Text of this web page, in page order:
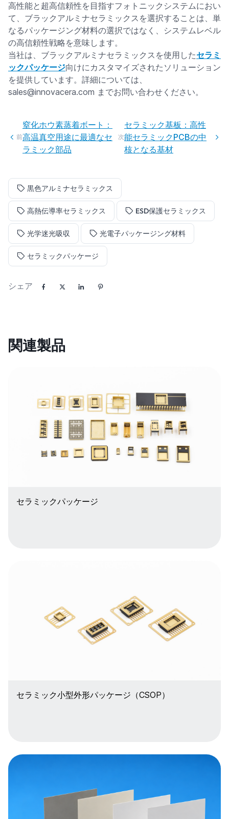
高性能と超高信頼性を目指すフォトニックシステムにおい
て、ブラックアルミナセラミックスを選択することは、単
なるパッケージング材料の選択ではなく、システムレベル
の高信頼性戦略を意味します。
当社は、ブラックアルミナセラミックスを使用したセラミ
ックパッケージ向けにカスタマイズされたソリューション
を提供しています。詳細については、
sales@innovacera.com までお問い合わせください。
前
窒化ホウ素蒸着ボート：
高温真空用途に最適なセ
ラミック部品
次
セラミック基板：高性
能セラミックPCBの中
核となる基材
黒色アルミナセラミックス
高熱伝導率セラミックス ESD保護セラミックス
光学迷光吸収 光電子パッケージング材料
セラミックパッケージ
シェア
関連製品
セラミックパッケージ
セラミック小型外形パッケージ（CSOP）